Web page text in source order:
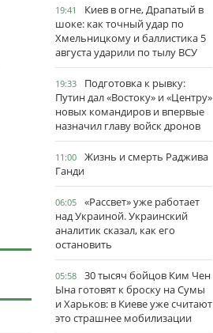
19:41
Киев в огне, Драпатый в
шоке: как точный удар по
Хмельницкому и баллистика 5
августа ударили по тылу ВСУ
19:33
Подготовка к рывку:
Путин дал «Востоку» и «Центру»
новых командиров и впервые
назначил главу войск дронов
11:00
Жизнь и смерть Раджива
Ганди
06:05
«Рассвет» уже работает
над Украиной. Украинский
аналитик сказал, как его
остановить
05:58
30 тысяч бойцов Ким Чен
Ына готовят к броску на Сумы
и Харьков: в Киеве уже считают
это страшнее мобилизации